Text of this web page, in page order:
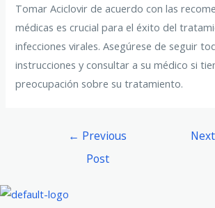
Tomar Aciclovir de acuerdo con las
médicas es crucial para el éxito del
infecciones virales. Asegúrese de seguir
instrucciones y consultar a su médico si
preocupación sobre su tratamiento.
← Previous
Post